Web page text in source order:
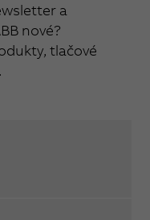
a
nové?
tlačové